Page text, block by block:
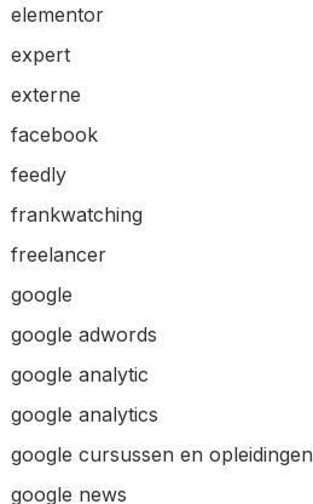
elementor
expert
externe
facebook
feedly
frankwatching
freelancer
google
google adwords
google analytic
google analytics
google cursussen en opleidingen
google news